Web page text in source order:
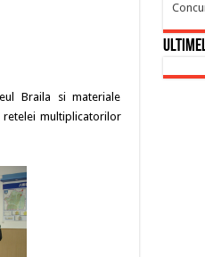
Braila si materiale
retelei multiplicatorilor